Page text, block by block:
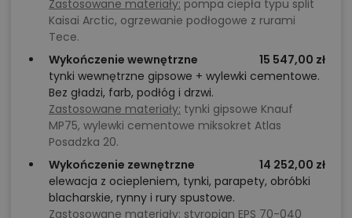
Zastosowane materiały: pompa ciepła typu split
Kaisai Arctic, ogrzewanie podłogowe z rurami
Tece.
Wykończenie wewnętrzne
15 547,00 zł
tynki wewnętrzne gipsowe + wylewki cementowe.
Bez gładzi, farb, podłóg i drzwi.
Zastosowane materiały: tynki gipsowe Knauf
MP75, wylewki cementowe miksokret Atlas
Posadzka 20.
Wykończenie zewnętrzne
14 252,00 zł
elewacja z ociepleniem, tynki, parapety, obróbki
blacharskie, rynny i rury spustowe.
Zastosowane materiały: styropian EPS 70-040